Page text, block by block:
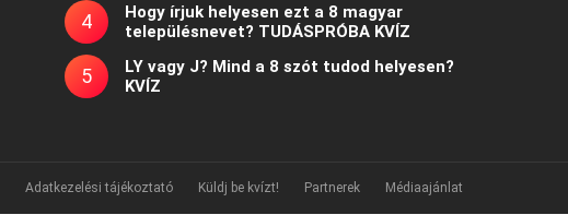
Hogy írjuk helyesen ezt a 8 magyar
településnevet? TUDÁSPRÓBA KVÍZ
LY vagy J? Mind a 8 szót tudod helyesen?
KVÍZ
Adatkezelési tájékoztató Küldj be kvízt! Partnerek Médiaajánlat